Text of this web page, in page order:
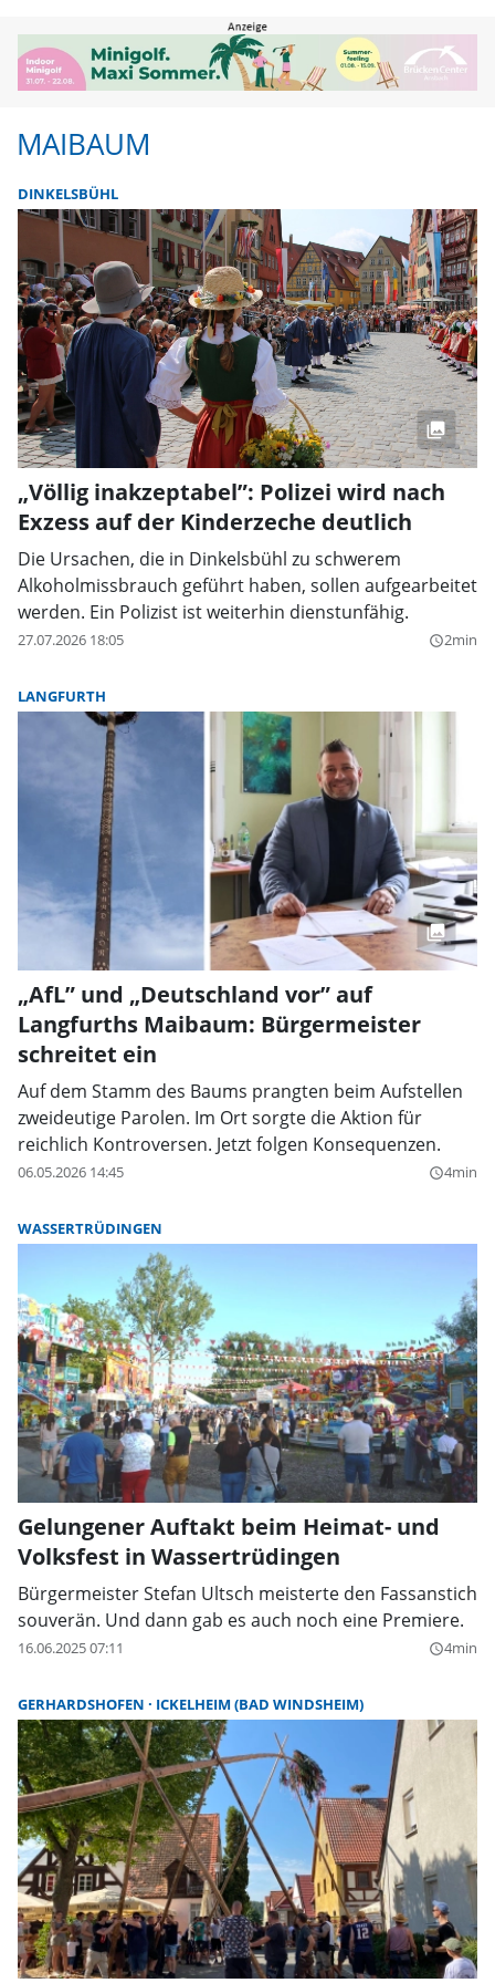
Maibaum | FLZ.de
MAIBAUM
DINKELSBÜHL
„Völlig inakzeptabel”: Polizei wird nach
Exzess auf der Kinderzeche deutlich
Die Ursachen, die in Dinkelsbühl zu schwerem
Alkoholmissbrauch geführt haben, sollen aufgearbeitet
werden. Ein Polizist ist weiterhin dienstunfähig.
27.07.2026 18:05 query_builder2min
LANGFURTH
„AfL” und „Deutschland vor” auf
Langfurths Maibaum: Bürgermeister
schreitet ein
Auf dem Stamm des Baums prangten beim Aufstellen
zweideutige Parolen. Im Ort sorgte die Aktion für
reichlich Kontroversen. Jetzt folgen Konsequenzen.
06.05.2026 14:45 query_builder4min
WASSERTRÜDINGEN
Gelungener Auftakt beim Heimat- und
Volksfest in Wassertrüdingen
Bürgermeister Stefan Ultsch meisterte den Fassanstich
souverän. Und dann gab es auch noch eine Premiere.
16.06.2025 07:11 query_builder4min
GERHARDSHOFEN ICKELHEIM (BAD WINDSHEIM)